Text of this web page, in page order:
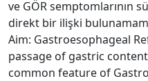
ve GÖR semptomlarının
direkt bir ilişki
Aim: Gastroesophageal
passage of gastric
common feature of